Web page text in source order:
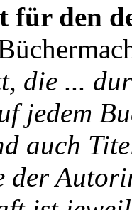
für den
die ...
jedem
auch
der